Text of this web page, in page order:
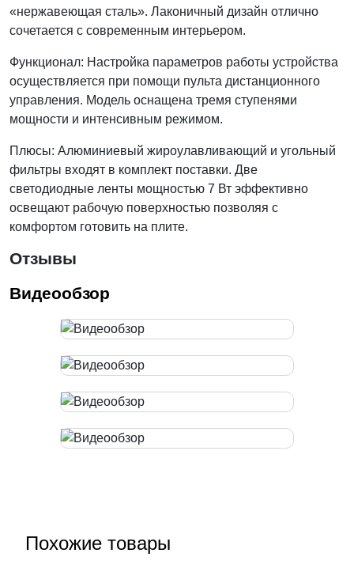
«нержавеющая сталь». Лаконичный дизайн отлично
сочетается с современным интерьером.
Функционал: Настройка параметров работы устройства
осуществляется при помощи пульта дистанционного
управления. Модель оснащена тремя ступенями
мощности и интенсивным режимом.
Плюсы: Алюминиевый жироулавливающий и угольный
фильтры входят в комплект поставки. Две
светодиодные ленты мощностью 7 Вт эффективно
освещают рабочую поверхностью позволяя с
комфортом готовить на плите.
Отзывы
Видеообзор
Похожие товары